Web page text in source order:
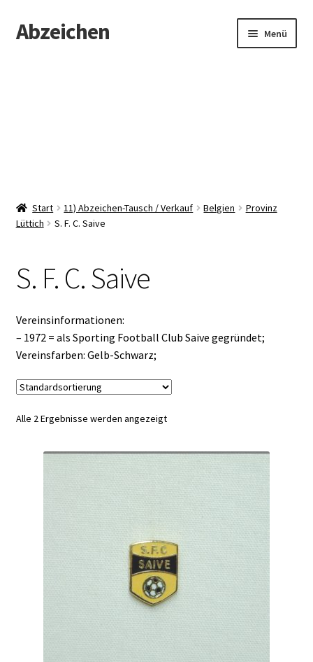
Zur
Navigation
Zum
Inhalt
Abzeichen Menü
Start 11) Abzeichen-Tausch / Verkauf Belgien
Provinz
Lüttich
S. F. C. Saive
S. F. C. Saive
Vereinsinformationen:
– 1972 = als Sporting Football Club Saive gegründet;
Vereinsfarben: Gelb-Schwarz;
Alle 2 Ergebnisse werden angezeigt